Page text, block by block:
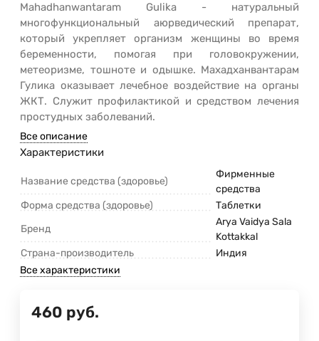
Mahadhanwantaram Gulika - натуральный
многофункциональный аюрведический препарат,
который укрепляет организм женщины во время
беременности, помогая при головокружении,
метеоризме, тошноте и одышке. Махадханвантарам
Гулика оказывает лечебное воздействие на органы
ЖКТ. Служит профилактикой и средством лечения
простудных заболеваний.
Все описание
Характеристики
Название средства (здоровье)
Фирменные
средства
Форма средства (здоровье)
Таблетки
Бренд
Arya Vaidya Sala
Kottakkal
Страна-производитель
Индия
Все характеристики
460 руб.